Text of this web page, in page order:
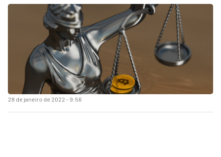
28 de janeiro de 2022 - 9:56